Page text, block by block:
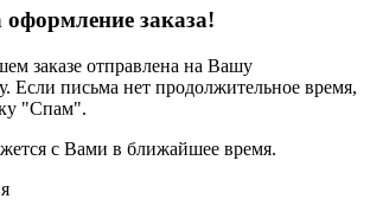
заказа!
заказе отправлена на Вашу
Если письма нет продолжительное время,
"Спам".
с Вами в ближайшее время.